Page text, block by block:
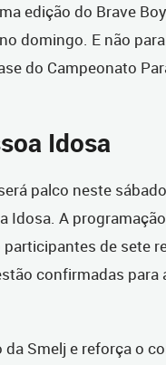
edição do Brave
domingo. E não
do Campeonato
Idosa
palco neste
Idosa. A
de sete
confirmadas para
Smelj e reforça o